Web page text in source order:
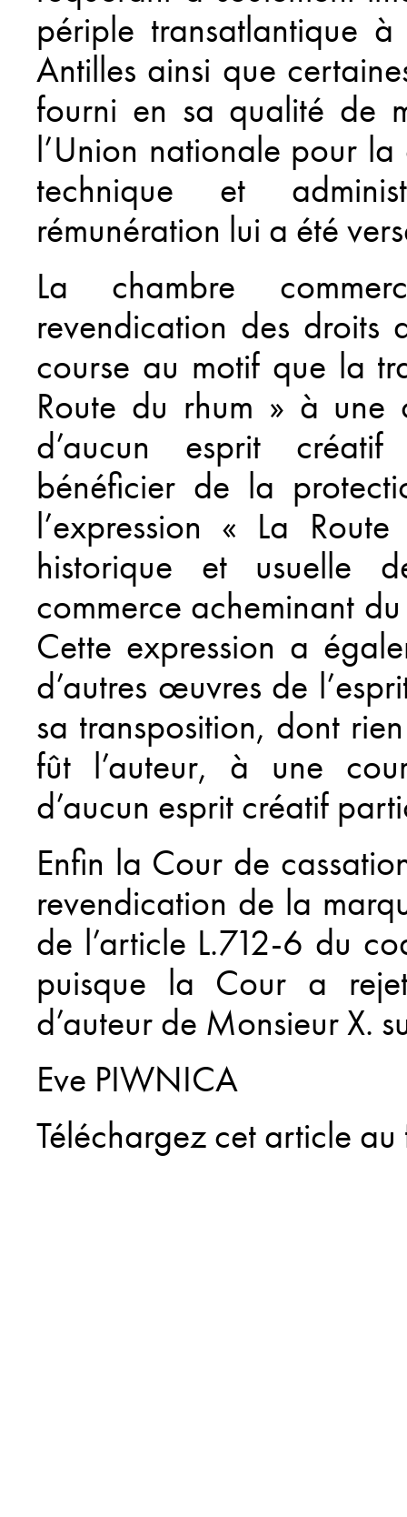
périple transatlantique
Antilles ainsi que
fourni en sa qualité de
l’Union nationale pour
technique et
rémunération lui a été
La chambre
revendication des droits
course au motif que la
Route du rhum » à une
d’aucun esprit
bénéficier de la
l’expression « La
historique et usuelle
commerce acheminant
Cette expression a
d’autres œuvres de
sa transposition, dont
fût l’auteur, à une
d’aucun esprit créatif
Enfin la Cour de
revendication de la
de l’article L.712-6 du
puisque la Cour a
d’auteur de Monsieur X.
Eve PIWNICA
Téléchargez cet article